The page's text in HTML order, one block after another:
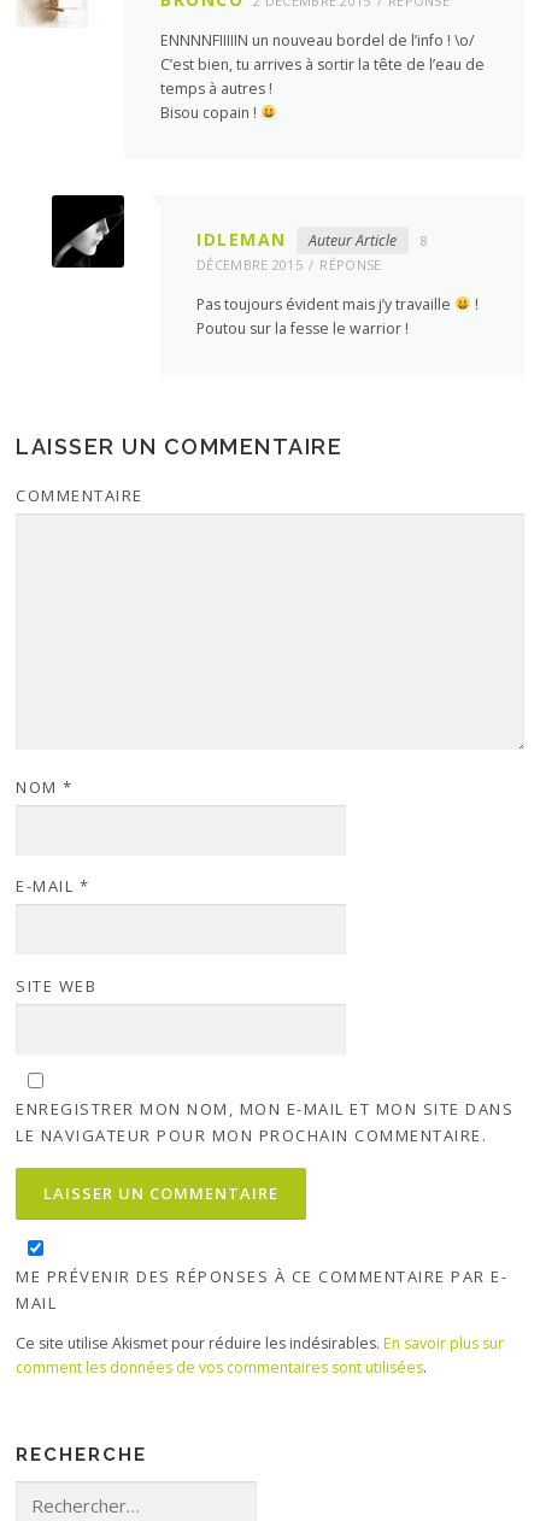
ENNNNFIIIIIN un nouveau bordel de l’info ! \o/
C’est bien, tu arrives à sortir la tête de l’eau de
temps à autres !
Bisou copain !
IDLEMAN Auteur Article
8
DÉCEMBRE 2015
RÉPONSE
Pas toujours évident mais j’y travaille
!
Poutou sur la fesse le warrior !
LAISSER UN COMMENTAIRE
COMMENTAIRE
NOM*
E-MAIL *
SITE WEB
ENREGISTRER MON NOM, MON E-MAIL ET MON SITE DANS
LE NAVIGATEUR POUR MON PROCHAIN COMMENTAIRE.
ME PRÉVENIR DES RÉPONSES À CE COMMENTAIRE PAR E-
MAIL
Ce site utilise Akismet pour réduire les indésirables.En savoir plus sur
comment les données de vos commentaires sont utilisées.
RECHERCHE